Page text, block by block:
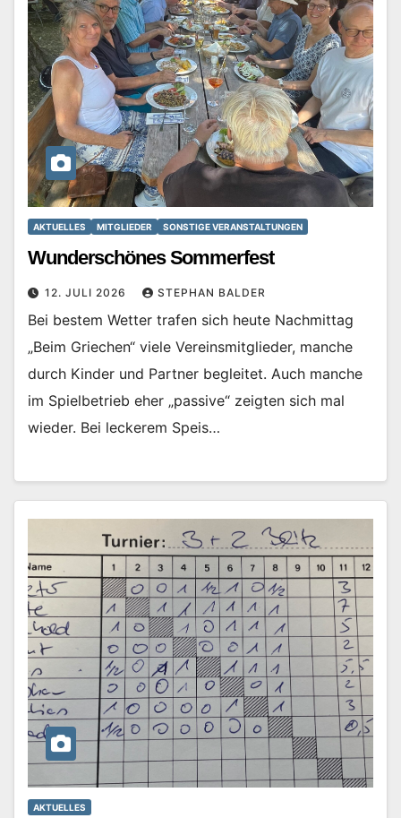
AKTUELLES MITGLIEDER SONSTIGE VERANSTALTUNGEN
Wunderschönes Sommerfest
12. JULI 2026 STEPHAN BALDER
Bei bestem Wetter trafen sich heute Nachmittag
„Beim Griechen“ viele Vereinsmitglieder, manche
durch Kinder und Partner begleitet. Auch manche
im Spielbetrieb eher „passive“ zeigten sich mal
wieder. Bei leckerem Speis…
AKTUELLES